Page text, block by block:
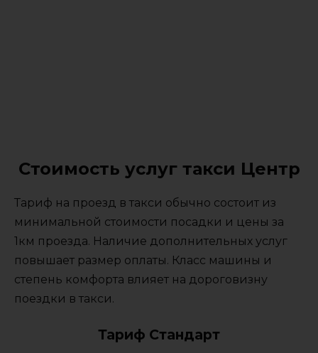
Стоимость услуг такси Центр
Тариф на проезд в такси обычно состоит из
минимальной стоимости посадки и цены за
1км проезда. Наличие дополнительных услуг
повышает размер оплаты. Класс машины и
степень комфорта влияет на дороговизну
поездки в такси.
Тариф Стандарт